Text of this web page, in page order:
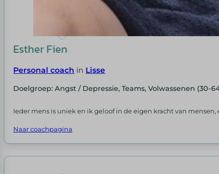
Esther Fien
Personal coach in Lisse
Doelgroep: Angst / Depressie, Teams, Volwassenen (30-
Ieder mens is uniek en ik geloof in de eigen kracht van
Naar coachpagina